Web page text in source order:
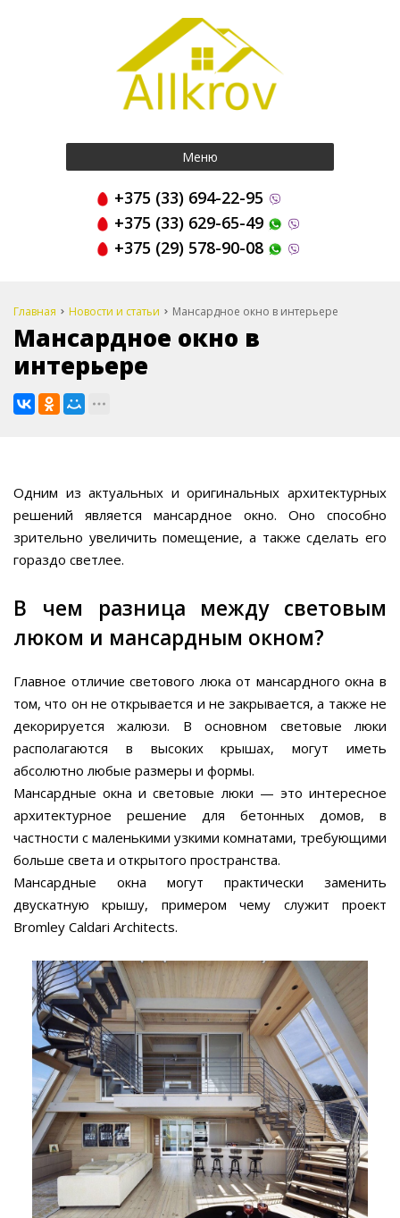
Меню
+375 (33) 694-22-95
+375 (33) 629-65-49
+375 (29) 578-90-08
Главная Новости и статьи Мансардное окно в интерьере
Мансардное окно в
интерьере
Одним из актуальных и оригинальных архитектурных
решений является мансардное окно. Оно способно
зрительно увеличить помещение, а также сделать его
гораздо светлее.
В чем разница между световым
люком и мансардным окном?
Главное отличие светового люка от мансардного окна в
том, что он не открывается и не закрывается, а также не
декорируется жалюзи. В основном световые люки
располагаются в высоких крышах, могут иметь
абсолютно любые размеры и формы.
Мансардные окна и световые люки — это интересное
архитектурное решение для бетонных домов, в
частности с маленькими узкими комнатами, требующими
больше света и открытого пространства.
Мансардные окна могут практически заменить
двускатную крышу, примером чему служит проект
Bromley Caldari Architects.